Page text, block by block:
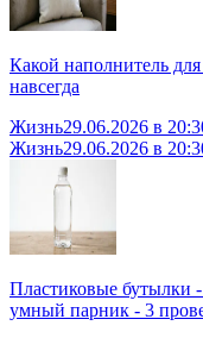
Какой наполнитель
навсегда
Жизнь29.06.2026 в
Жизнь29.06.2026 в
Пластиковые бутылки
умный парник - 3